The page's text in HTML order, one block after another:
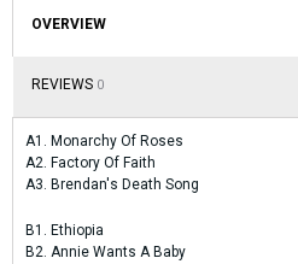
OVERVIEW
REVIEWS 0
A1. Monarchy Of Roses
A2. Factory Of Faith
A3. Brendan's Death Song
B1. Ethiopia
B2. Annie Wants A Baby